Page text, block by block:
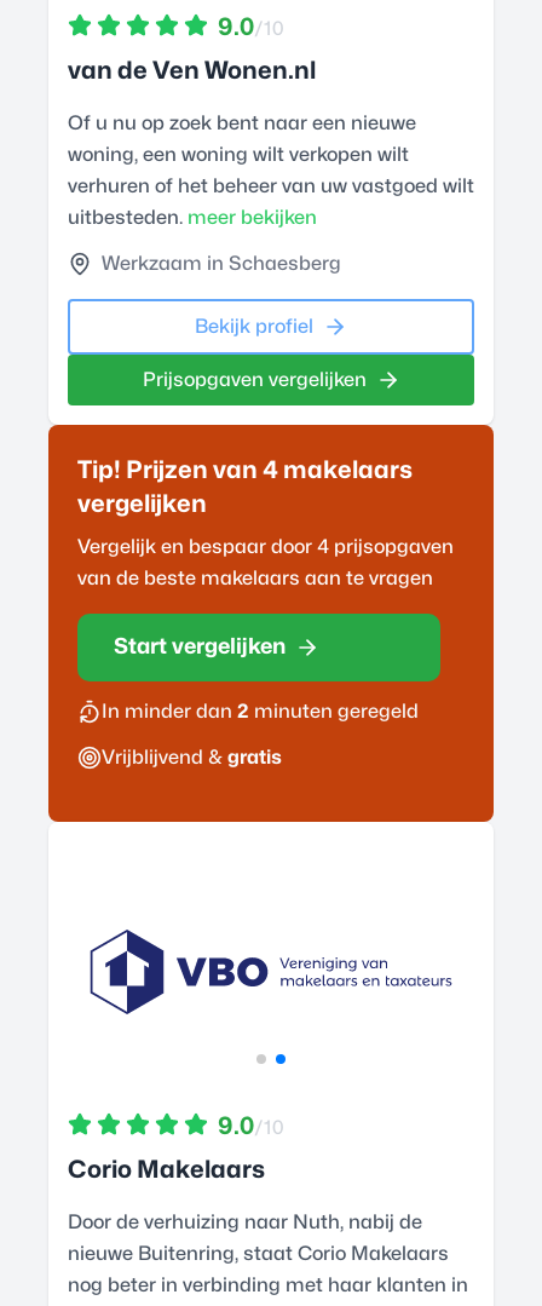
9.0/10
van de Ven Wonen.nl
Of u nu op zoek bent naar een nieuwe
woning, een woning wilt verkopen wilt
verhuren of het beheer van uw vastgoed wilt
uitbesteden. meer bekijken
Werkzaam in Schaesberg
Bekijk profiel
Prijsopgaven vergelijken
Tip! Prijzen van 4 makelaars
vergelijken
Vergelijk en bespaar door 4 prijsopgaven
van de beste makelaars aan te vragen
Start vergelijken
In minder dan 2 minuten geregeld
Vrijblijvend & gratis
9.0/10
Corio Makelaars
Door de verhuizing naar Nuth, nabij de
nieuwe Buitenring, staat Corio Makelaars
nog beter in verbinding met haar klanten in